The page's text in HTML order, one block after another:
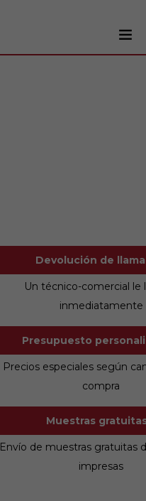
Devolución de
Un técnico-comercial le
inmediatamente
Presupuesto
Precios especiales según
compra
Muestras
Envío de muestras gratuitas
impresas